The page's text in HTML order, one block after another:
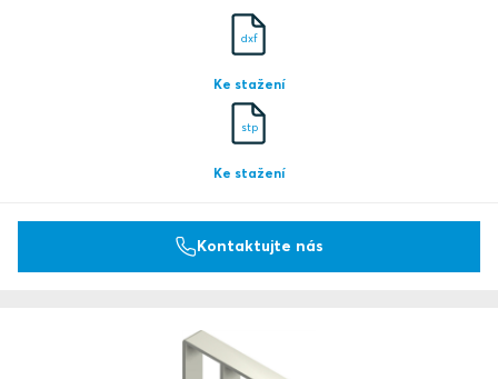
dxf
Ke stažení
stp
Ke stažení
Kontaktujte nás